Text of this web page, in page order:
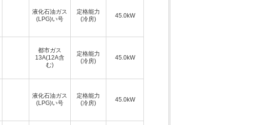
液化石油ガス
(LPG)い号
定格能力
(冷房)
45.0kW
都市ガス
13A(12A含
む)
定格能力
(冷房)
45.0kW
液化石油ガス
(LPG)い号
定格能力
(冷房)
45.0kW